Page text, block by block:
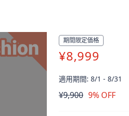
期間限定価格
¥8,999
適用期間: 8/1 - 8/31
削
¥9,900 9% OFF